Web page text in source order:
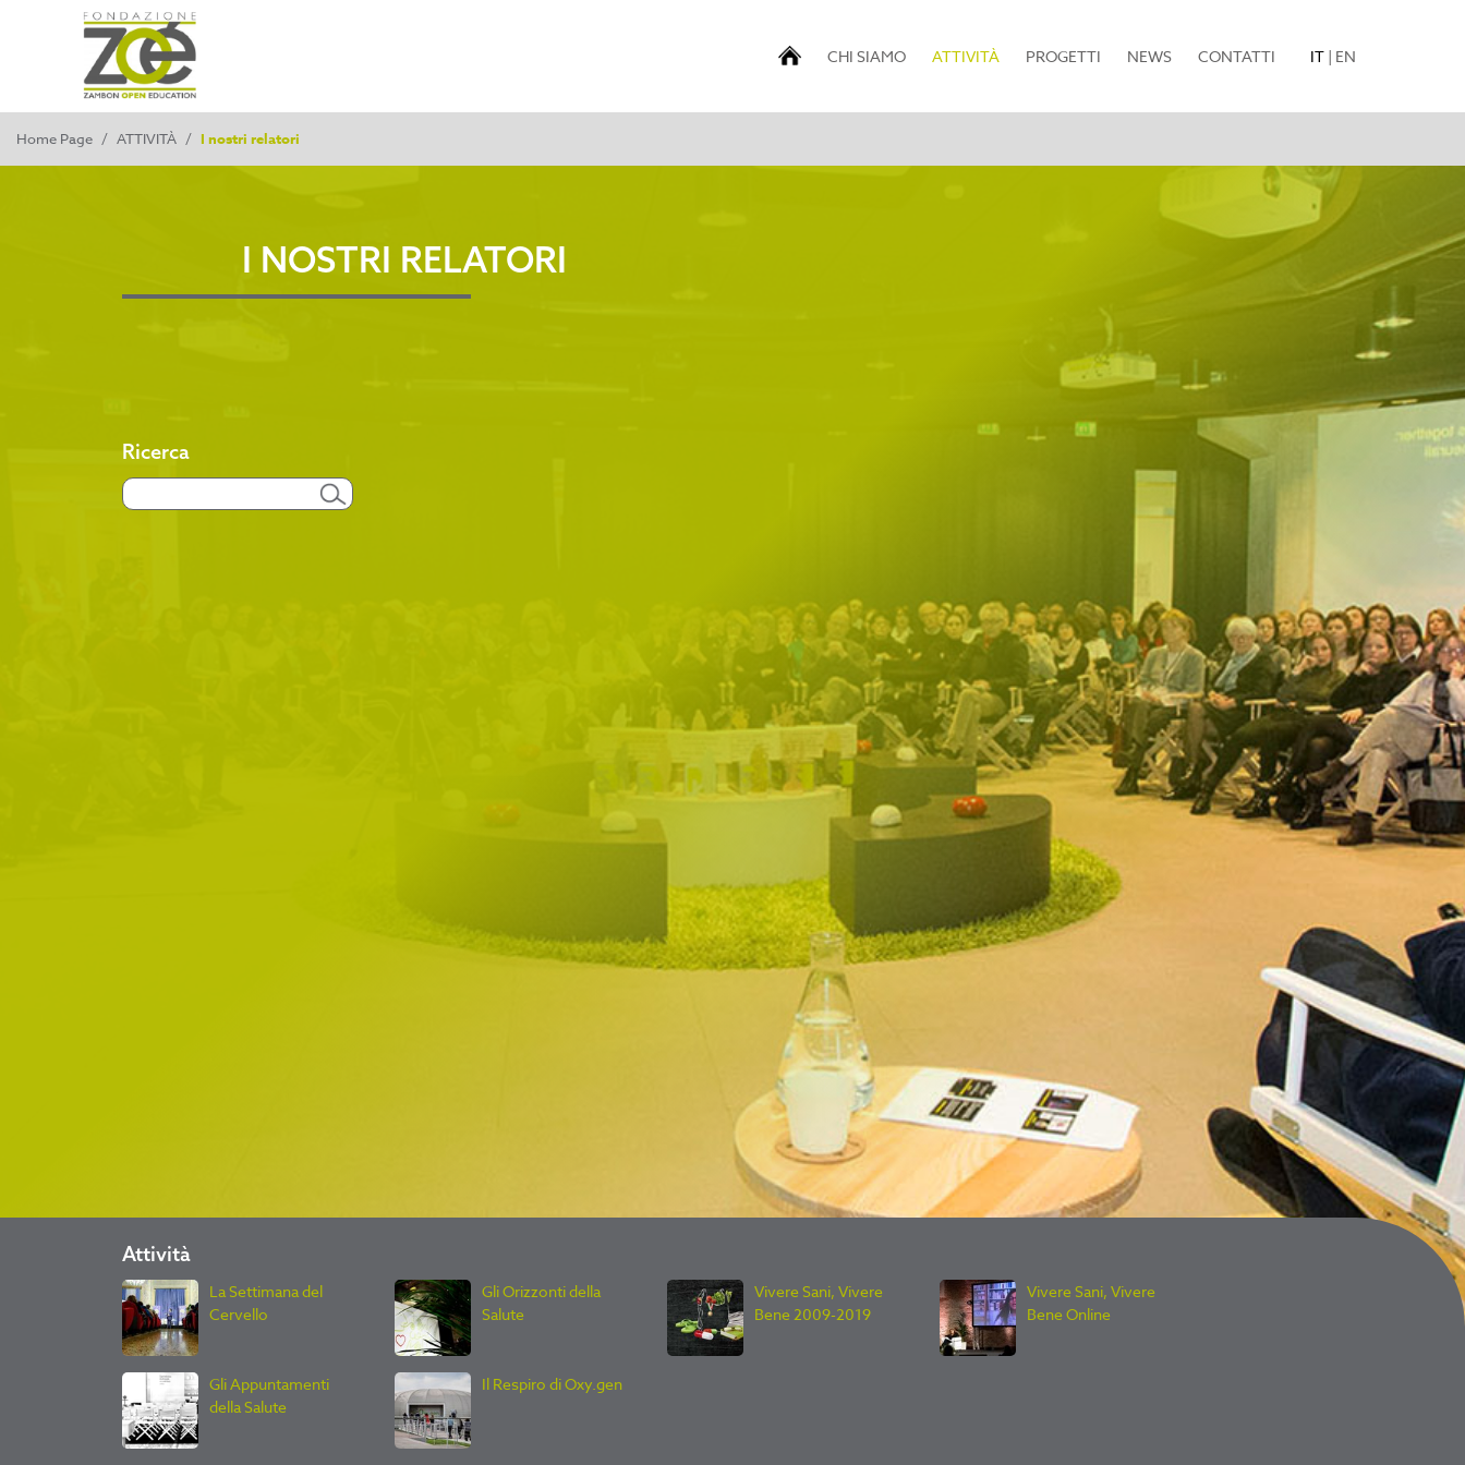
CHI SIAMO ATTIVITÀ(current)PROGETTI NEWS CONTATTI IT | EN
Home Page / ATTIVITÀ / I nostri relatori
I NOSTRI RELATORI
Ricerca
Attività
La Settimana del
Cervello
Gli Orizzonti della
Salute
Vivere Sani, Vivere
Bene 2009-2019
Vivere Sani, Vivere
Bene Online
Gli Appuntamenti
della Salute
Il Respiro di Oxy.gen